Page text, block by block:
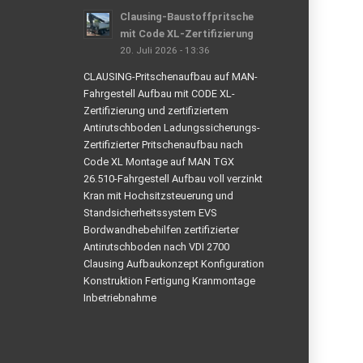
Clausing-Baustoffpritsche
mit Code XL-Zertifizierung
20. Juli 2026 - 13:36
CLAUSING-Pritschenaufbau auf MAN-
Fahrgestell Aufbau mit CODE XL-
Zertifizierung und zertifiziertem
Antirutschboden Ladungssicherungs-
Zertifizierter Pritschenaufbau nach
Code XL Montage auf MAN TGX
26.510-Fahrgestell Aufbau voll verzinkt
Kran mit Hochsitzsteuerung und
Standsicherheitssystem EVS
Bordwandhebehilfen zertifizierter
Antirutschboden nach VDI 2700
Clausing Aufbaukonzept Konfiguration
Konstruktion Fertigung Kranmontage
Inbetriebnahme